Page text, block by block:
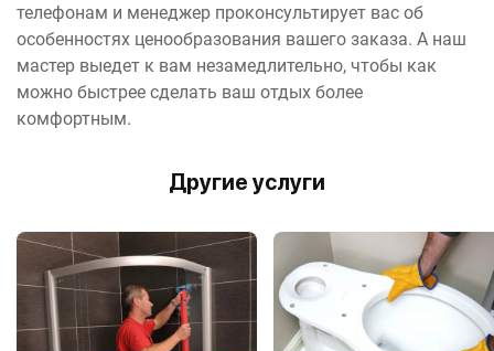
телефонам и менеджер проконсультирует вас об
особенностях ценообразования вашего заказа. А наш
мастер выедет к вам незамедлительно, чтобы как
можно быстрее сделать ваш отдых более
комфортным.
Другие услуги